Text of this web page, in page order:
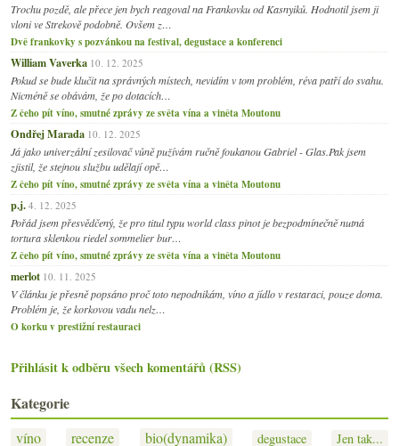
Trochu pozdě, ale přece jen bych reagoval na Frankovku od Kasnyiků. Hodnotil jsem ji
vloni ve Strekově podobně. Ovšem z…
Dvě frankovky s pozvánkou na festival, degustace a konferenci
William Vaverka 10. 12. 2025
Pokud se bude klučit na správných místech, nevidím v tom problém, réva patří do svahu.
Nicméně se obávám, že po dotacích…
Z čeho pít víno, smutné zprávy ze světa vína a viněta Moutonu
Ondřej Marada 10. 12. 2025
Já jako univerzální zesilovač vůně pužívám ručně foukanou Gabriel - Glas.Pak jsem
zjistil, že stejnou službu udělají opě…
Z čeho pít víno, smutné zprávy ze světa vína a viněta Moutonu
p.j. 4. 12. 2025
Pořád jsem přesvědčený, že pro titul typu world class pinot je bezpodmínečně nutná
tortura sklenkou riedel sommelier bur…
Z čeho pít víno, smutné zprávy ze světa vína a viněta Moutonu
merlot 10. 11. 2025
V článku je přesně popsáno proč toto nepodnikám, víno a jídlo v restaraci, pouze doma.
Problém je, že korkovou vadu nelz…
O korku v prestižní restauraci
Přihlásit k odběru všech komentářů (RSS)
Kategorie
víno recenze bio(dynamika) degustace Jen tak...